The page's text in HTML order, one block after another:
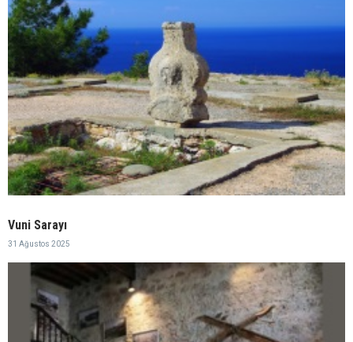
Vuni Sarayı
31 Ağustos 2025